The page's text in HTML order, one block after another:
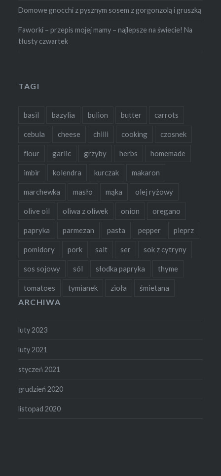
Domowe gnocchi z pysznym sosem z gorgonzolą i gruszką
Faworki – przepis mojej mamy – najlepsze na świecie! Na
tłusty czwartek
TAGI
basil bazylia bulion butter carrots
cebula cheese chilli cooking czosnek
flour garlic grzyby herbs homemade
imbir kolendra kurczak makaron
marchewka masło mąka olej ryżowy
olive oil oliwa z oliwek onion oregano
papryka parmezan pasta pepper pieprz
pomidory pork salt ser sok z cytryny
sos sojowy sól słodka papryka thyme
tomatoes tymianek zioła śmietana
ARCHIWA
luty 2023
luty 2021
styczeń 2021
grudzień 2020
listopad 2020